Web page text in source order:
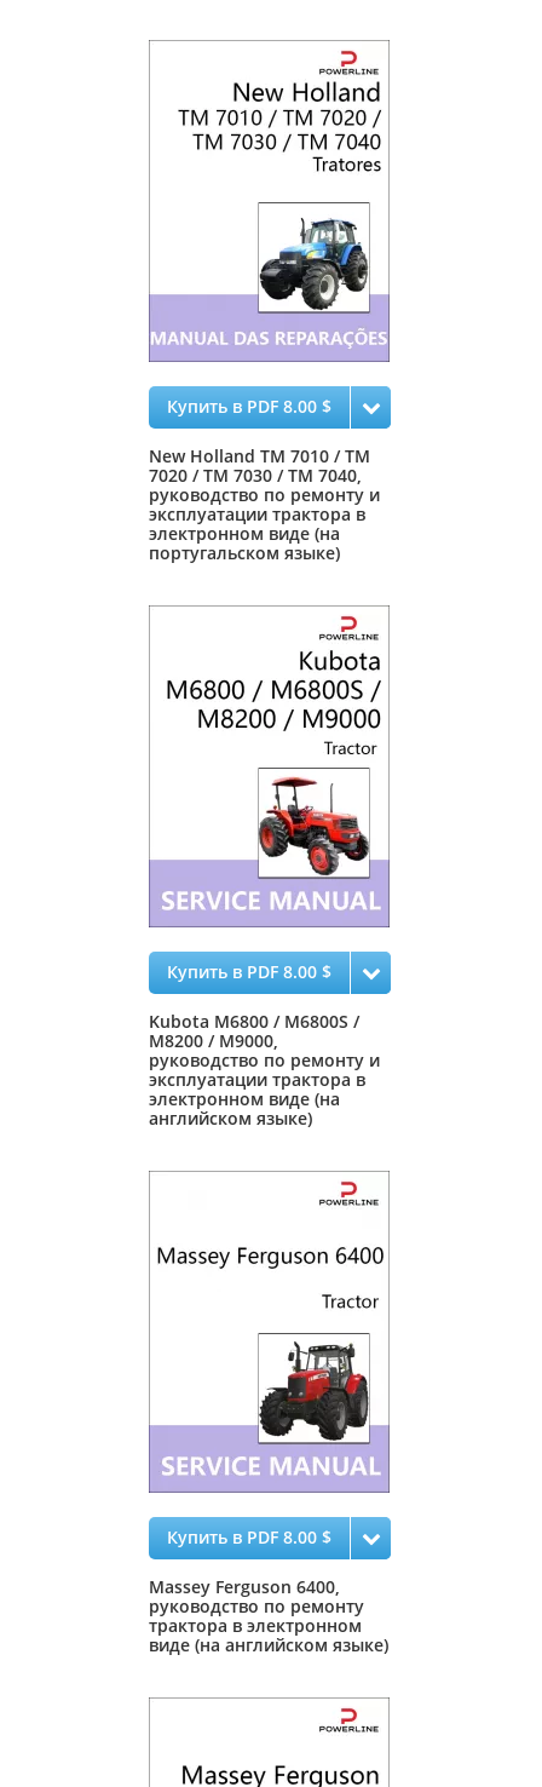
Купить в PDF 8.00 $
New Holland TM 7010 / TM
7020 / TM 7030 / TM 7040,
руководство по ремонту и
эксплуатации трактора в
электронном виде (на
португальском языке)
Купить в PDF 8.00 $
Kubota M6800 / M6800S /
M8200 / M9000,
руководство по ремонту и
эксплуатации трактора в
электронном виде (на
английском языке)
Купить в PDF 8.00 $
Massey Ferguson 6400,
руководство по ремонту
трактора в электронном
виде (на английском языке)